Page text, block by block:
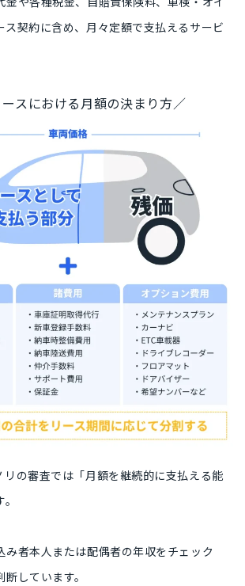
ス契約に含め、月々定額で支払えるサービ
スにおける月額の決まり方／
リの審査では「月額を継続的に支払える能
み者本人または配偶者の年収をチェック
しています。